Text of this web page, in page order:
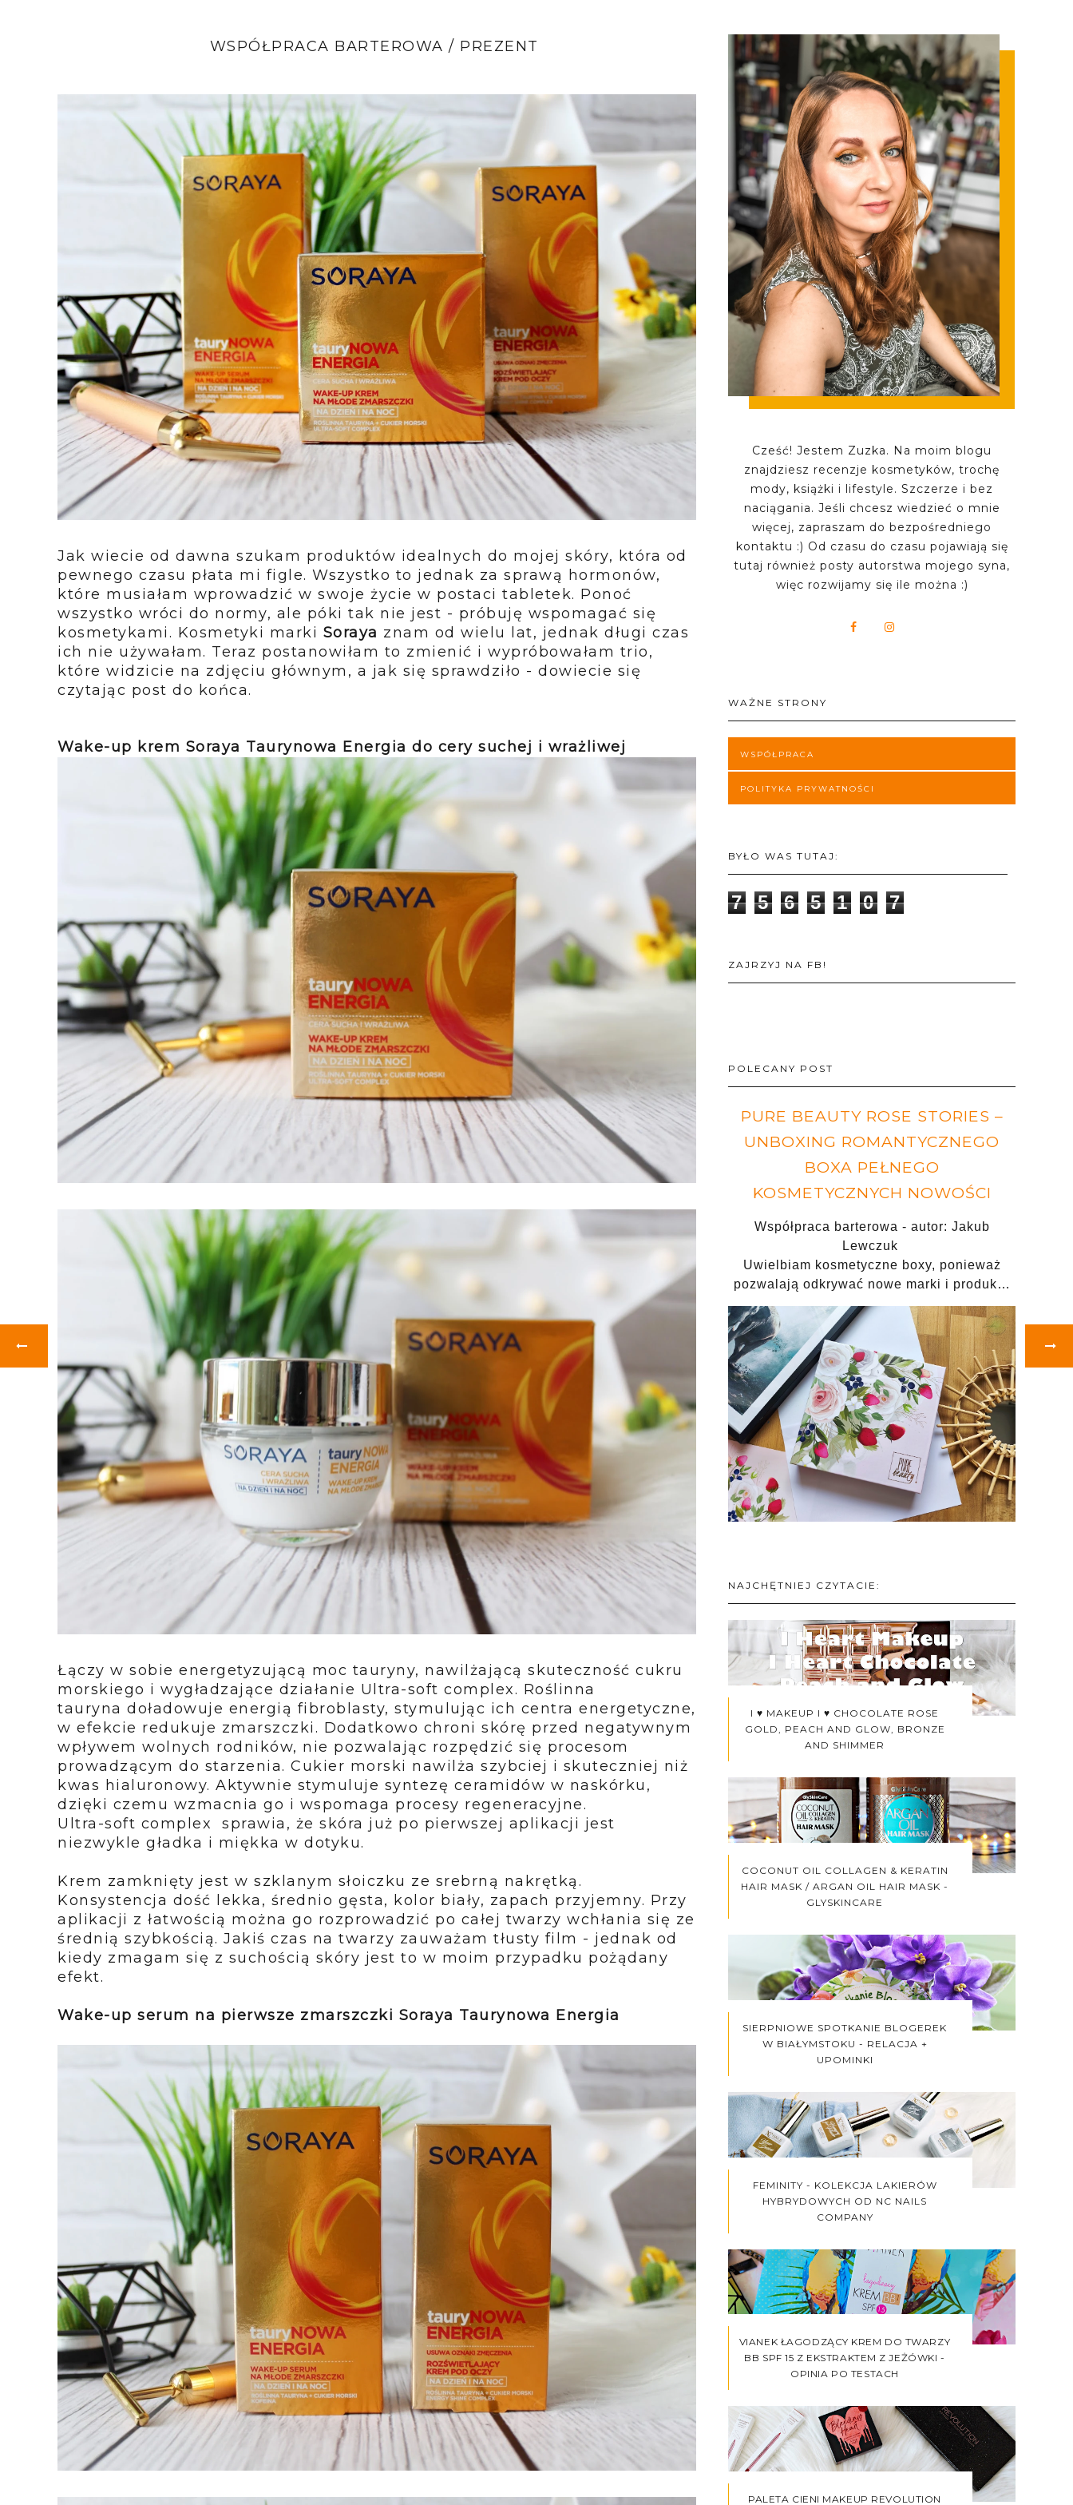
WSPÓŁPRACA BARTEROWA / PREZENT
Jak wiecie od dawna szukam produktów idealnych do mojej skóry, która od
pewnego czasu płata mi figle. Wszystko to jednak za sprawą hormonów,
które musiałam wprowadzić w swoje życie w postaci tabletek. Ponoć
wszystko wróci do normy, ale póki tak nie jest - próbuję wspomagać się
kosmetykami. Kosmetyki marki Soraya znam od wielu lat, jednak długi czas
ich nie używałam. Teraz postanowiłam to zmienić i wypróbowałam trio,
które widzicie na zdjęciu głównym, a jak się sprawdziło - dowiecie się
czytając post do końca.
Wake-up krem Soraya Taurynowa Energia do cery suchej i wrażliwej
Łączy w sobie energetyzującą moc tauryny, nawilżającą skuteczność cukru
morskiego i wygładzające działanie Ultra-soft complex. Roślinna
tauryna doładowuje energią fibroblasty, stymulując ich centra energetyczne,
w efekcie redukuje zmarszczki. Dodatkowo chroni skórę przed negatywnym
wpływem wolnych rodników, nie pozwalając rozpędzić się procesom
prowadzącym do starzenia. Cukier morski nawilża szybciej i skuteczniej niż
kwas hialuronowy. Aktywnie stymuluje syntezę ceramidów w naskórku,
dzięki czemu wzmacnia go i wspomaga procesy regeneracyjne.
Ultra-soft complex sprawia, że skóra już po pierwszej aplikacji jest
niezwykle gładka i miękka w dotyku.
Krem zamknięty jest w szklanym słoiczku ze srebrną nakrętką.
Konsystencja dość lekka, średnio gęsta, kolor biały, zapach przyjemny. Przy
aplikacji z łatwością można go rozprowadzić po całej twarzy wchłania się ze
średnią szybkością. Jakiś czas na twarzy zauważam tłusty film - jednak od
kiedy zmagam się z suchością skóry jest to w moim przypadku pożądany
efekt.
Wake-up serum na pierwsze zmarszczki Soraya Taurynowa Energia
Cześć! Jestem Zuzka. Na moim blogu
znajdziesz recenzje kosmetyków, trochę
mody, książki i lifestyle. Szczerze i bez
naciągania. Jeśli chcesz wiedzieć o mnie
więcej, zapraszam do bezpośredniego
kontaktu :) Od czasu do czasu pojawiają się
tutaj również posty autorstwa mojego syna,
więc rozwijamy się ile można :)
WAŻNE STRONY
WSPÓŁPRACA
POLITYKA PRYWATNOŚCI
BYŁO WAS TUTAJ:
7 5 6 5 1 0 7
ZAJRZYJ NA FB!
POLECANY POST
PURE BEAUTY ROSE STORIES –
UNBOXING ROMANTYCZNEGO
BOXA PEŁNEGO
KOSMETYCZNYCH NOWOŚCI
Współpraca barterowa - autor: Jakub
Lewczuk
Uwielbiam kosmetyczne boxy, ponieważ
pozwalają odkrywać nowe marki i produk…
NAJCHĘTNIEJ CZYTACIE:
I ♥ MAKEUP I ♥ CHOCOLATE ROSE
GOLD, PEACH AND GLOW, BRONZE
AND SHIMMER
COCONUT OIL COLLAGEN & KERATIN
HAIR MASK / ARGAN OIL HAIR MASK -
GLYSKINCARE
SIERPNIOWE SPOTKANIE BLOGEREK
W BIAŁYMSTOKU - RELACJA +
UPOMINKI
FEMINITY - KOLEKCJA LAKIERÓW
HYBRYDOWYCH OD NC NAILS
COMPANY
VIANEK ŁAGODZĄCY KREM DO TWARZY
BB SPF 15 Z EKSTRAKTEM Z JEŻÓWKI -
OPINIA PO TESTACH
PALETA CIENI MAKEUP REVOLUTION